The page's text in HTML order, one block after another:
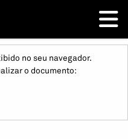
no seu navegador.
o documento: